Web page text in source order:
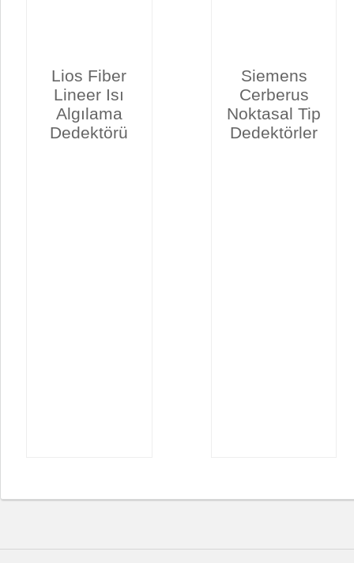
Lios Fiber
Lineer Isı
Algılama
Dedektörü
Siemens
Cerberus
Noktasal Tip
Dedektörler